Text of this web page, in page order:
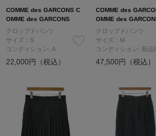
COMME des GARCONS C
OMME des GARCONS
クロップドパンツ
サイズ：S
コンディション: A
22,000円（税込）
COMME des
OMME des
クロップドパンツ
サイズ：M
コンディション: 新品
47,500円（税込）